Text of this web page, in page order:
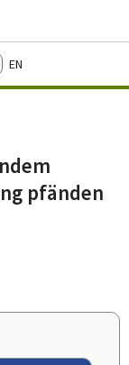
English
pfänden